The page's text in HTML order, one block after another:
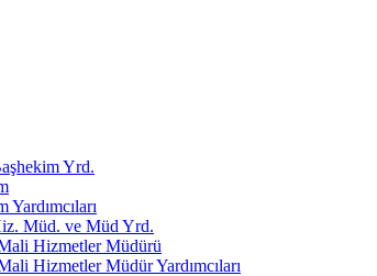
Yrd.
Yardımcıları
Müd. ve Müd Yrd.
Hizmetler Müdürü
Hizmetler Müdür Yardımcıları